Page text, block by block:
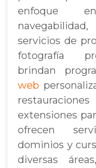
enfoque
servicios de
fotografía
brindan
web
extensiones
ofrecen
dominios y
diversas